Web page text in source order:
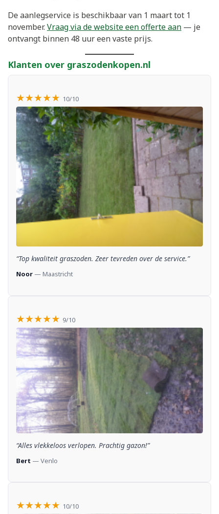
De aanlegservice is beschikbaar van 1 maart tot 1
november.Vraag via de website een offerte aan — je
ontvangt binnen 48 uur een vaste prijs.
Klanten over graszodenkopen.nl
★★★★★ 10/10
“Top kwaliteit graszoden. Zeer tevreden over de service.”
Noor — Maastricht
★★★★★ 9/10
“Alles vlekkeloos verlopen. Prachtig gazon!”
Bert — Venlo
★★★★★ 10/10